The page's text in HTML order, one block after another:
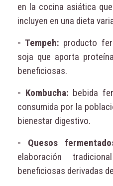
en la cocina asiática
incluyen en una dieta
- Tempeh: producto
soja que aporta
beneficiosas.
- Kombucha: bebida
consumida por la
bienestar digestivo.
- Quesos
elaboración
beneficiosas derivadas